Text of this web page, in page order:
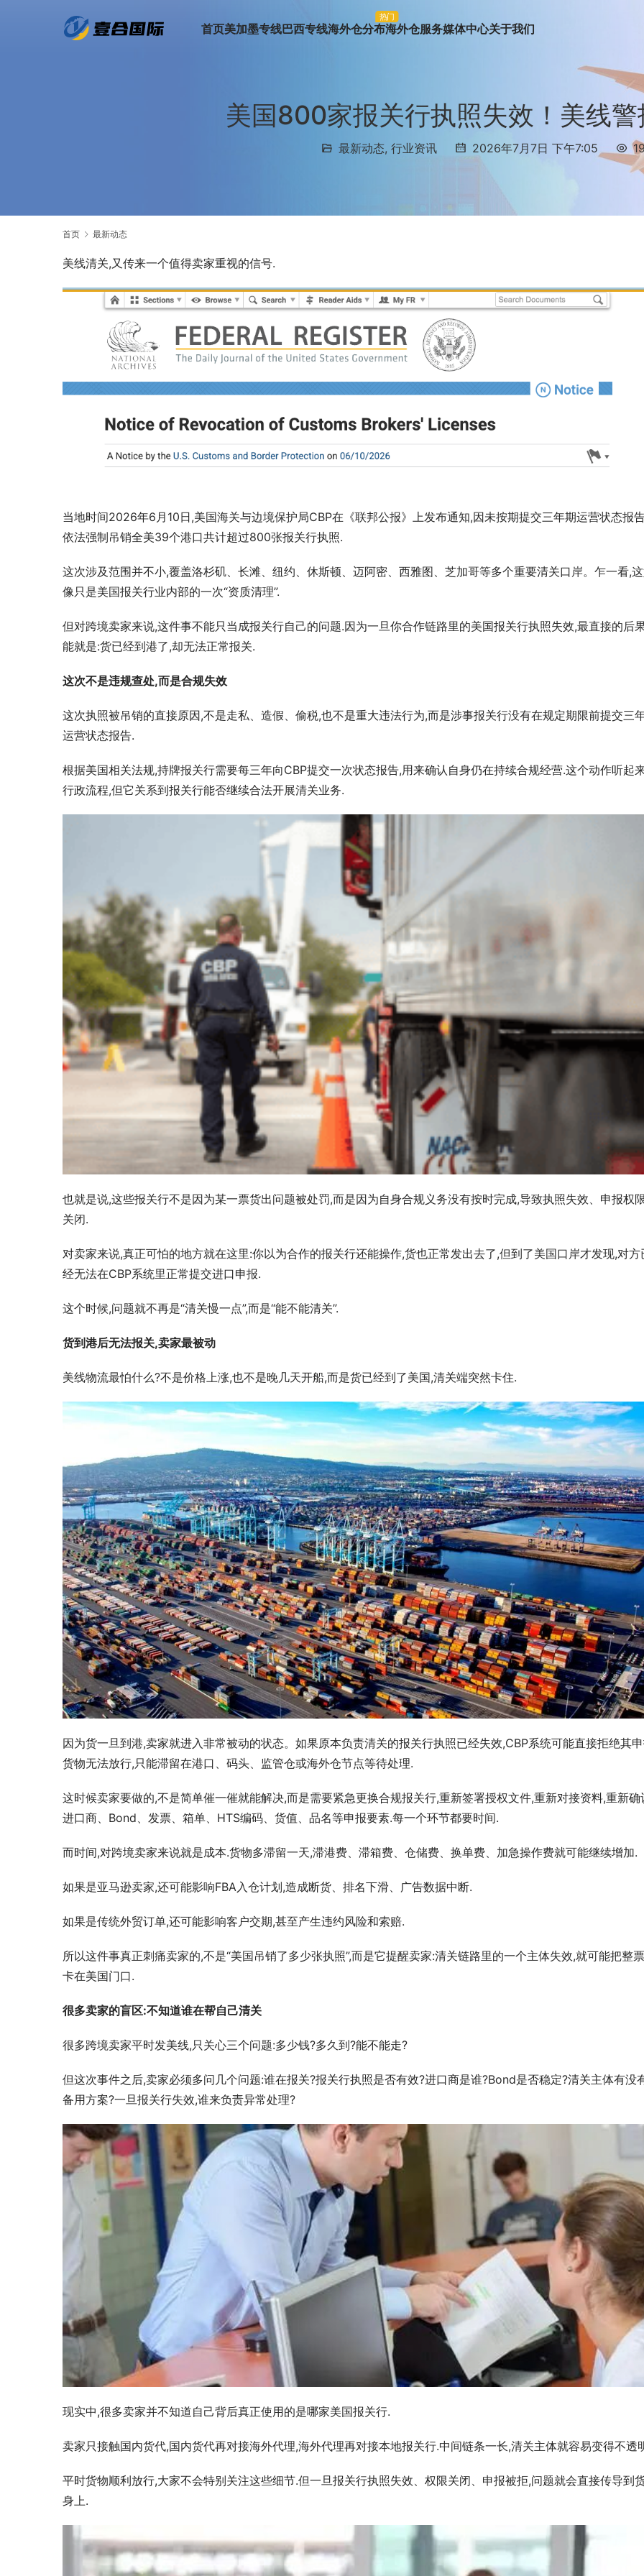
首页美加墨专线巴西专线海外仓分布
热门
海外仓服务媒体中心关于我们
美国800家报关行执照失效！美线
最新动态, 行业资讯 2026年7月7日 下午7:05
首页 最新动态
美线清关,又传来一个值得卖家重视的信号.
当地时间2026年6月10日,美国海关与边境保护局CBP在《联邦公报》上发布通知,因未按期提交三年期运营状态报
依法强制吊销全美39个港口共计超过800张报关行执照.
这次涉及范围并不小,覆盖洛杉矶、长滩、纽约、休斯顿、迈阿密、西雅图、芝加哥等多个重要清关口岸。乍一看,
像只是美国报关行业内部的一次“资质清理”.
但对跨境卖家来说,这件事不能只当成报关行自己的问题.因为一旦你合作链路里的美国报关行执照失效,最直接的后
能就是:货已经到港了,却无法正常报关.
这次不是违规查处,而是合规失效
这次执照被吊销的直接原因,不是走私、造假、偷税,也不是重大违法行为,而是涉事报关行没有在规定期限前提交三
运营状态报告.
根据美国相关法规,持牌报关行需要每三年向CBP提交一次状态报告,用来确认自身仍在持续合规经营.这个动作听起
行政流程,但它关系到报关行能否继续合法开展清关业务.
也就是说,这些报关行不是因为某一票货出问题被处罚,而是因为自身合规义务没有按时完成,导致执照失效、申报权
关闭.
对卖家来说,真正可怕的地方就在这里:你以为合作的报关行还能操作,货也正常发出去了,但到了美国口岸才发现,对方
经无法在CBP系统里正常提交进口申报.
这个时候,问题就不再是“清关慢一点”,而是“能不能清关”.
货到港后无法报关,卖家最被动
美线物流最怕什么?不是价格上涨,也不是晚几天开船,而是货已经到了美国,清关端突然卡住.
因为货一旦到港,卖家就进入非常被动的状态。如果原本负责清关的报关行执照已经失效,CBP系统可能直接拒绝其
货物无法放行,只能滞留在港口、码头、监管仓或海外仓节点等待处理.
这时候卖家要做的,不是简单催一催就能解决,而是需要紧急更换合规报关行,重新签署授权文件,重新对接资料,重新确
进口商、Bond、发票、箱单、HTS编码、货值、品名等申报要素.每一个环节都要时间.
而时间,对跨境卖家来说就是成本.货物多滞留一天,滞港费、滞箱费、仓储费、换单费、加急操作费就可能继续增加.
如果是亚马逊卖家,还可能影响FBA入仓计划,造成断货、排名下滑、广告数据中断.
如果是传统外贸订单,还可能影响客户交期,甚至产生违约风险和索赔.
所以这件事真正刺痛卖家的,不是“美国吊销了多少张执照”,而是它提醒卖家:清关链路里的一个主体失效,就可能把整
卡在美国门口.
很多卖家的盲区:不知道谁在帮自己清关
很多跨境卖家平时发美线,只关心三个问题:多少钱?多久到?能不能走?
但这次事件之后,卖家必须多问几个问题:谁在报关?报关行执照是否有效?进口商是谁?Bond是否稳定?清关主体有没
备用方案?一旦报关行失效,谁来负责异常处理?
现实中,很多卖家并不知道自己背后真正使用的是哪家美国报关行.
卖家只接触国内货代,国内货代再对接海外代理,海外代理再对接本地报关行.中间链条一长,清关主体就容易变得不透
平时货物顺利放行,大家不会特别关注这些细节.但一旦报关行执照失效、权限关闭、申报被拒,问题就会直接传导到
身上.
中东航线波动！黑五倒计时，旺季窗口正在